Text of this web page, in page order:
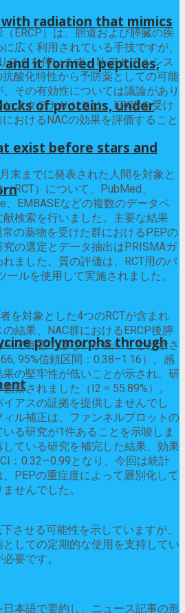
radiation that mimics
and it formed peptides,
of proteins, under
exist before stars and
polymorphs through
ERCP）は、胆道および膵臓の疾
広く利用されている手技ですが、
スクを伴います。N-アセチルシス
酸化特性から予防薬としての可能
その有効性については議論があり
メタアナリシスは、ERCPを受け
おけるNACの効果を評価すること
末までに発表された人間を対象と
RCT）について、PubMed、
、EMBASEなどの複数のデータベ
検索を行いました。主要な結果
の薬物を受けた群におけるPEPの
の選定とデータ抽出はPRISMAガ
ました。質の評価は、RCT用のバ
ールを使用して実施されました。
を対象とした4つのRCTが含まれ
結果、NAC群におけるERCP後膵
て有意ではないが低いことが示さ
95%信頼区間：0.38–1.16）。感
の堅牢性が低いことが示され、研
察されました（I2 = 55.89%）。
アスの証拠を提供しませんでし
ル補正は、ファンネルプロットの
る研究が1件あることを示唆しま
ている研究を補完した結果、効果
：0.32—0.99となり、今回は統計
PEPの重症度によって層別化して
せんでした。
させる可能性を示していますが、
しての定期的な使用を支持してい
要です。
本語で要約し、ニュース記事の形